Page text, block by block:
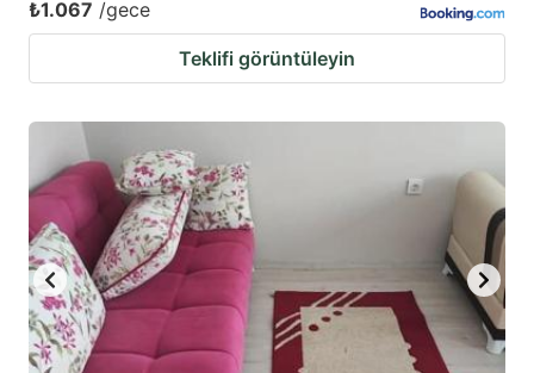
₺1.067 /gece
Teklifi görüntüleyin